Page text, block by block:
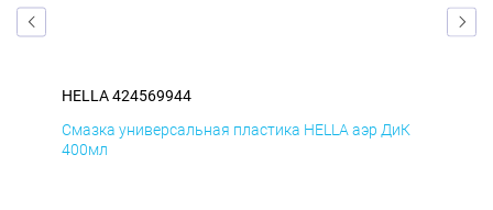
HELLA 424569944
Смазка универсальная пластика HELLA аэр ДиК
400мл